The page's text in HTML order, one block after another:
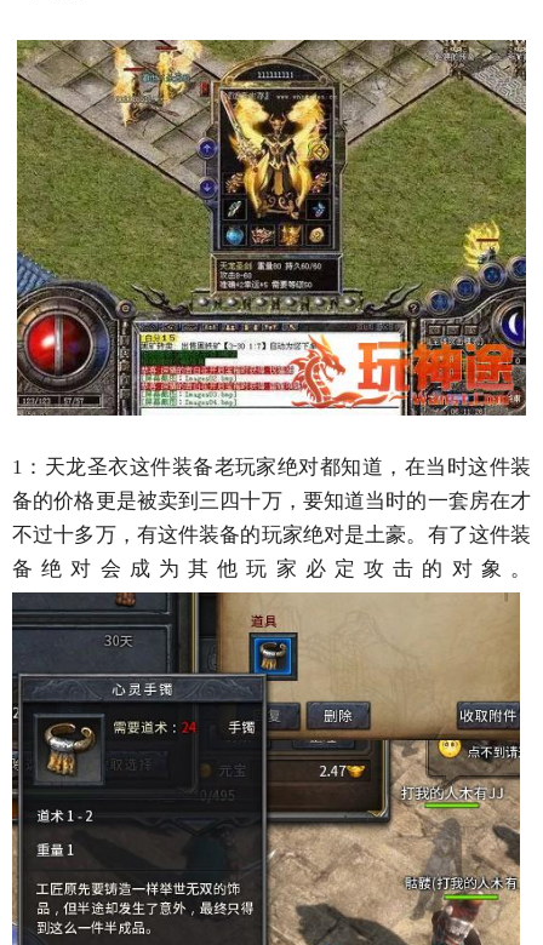
1：天龙圣衣这件装备老玩家绝对都知道，在当时这件装
备的价格更是被卖到三四十万，要知道当时的一套房在才
不过十多万，有这件装备的玩家绝对是土豪。有了这件装
备绝对会成为其他玩家必定攻击的对象。